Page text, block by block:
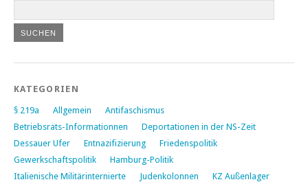
KATEGORIEN
§ 219a Allgemein
Antifaschismus
Betriebsrats-Informationnen
Deportationen in der NS-Zeit
Dessauer Ufer
Entnazifizierung
Friedenspolitik
Gewerkschaftspolitik
Hamburg-Politik
Italienische Militärinternierte
Judenkolonnen
KZ Außenlager